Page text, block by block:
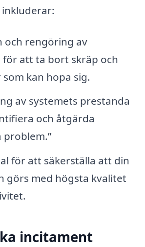
och rengöring av
för att ta bort skräp och
kan hopa sig.
av systemets prestanda
och åtgärda
problem.”
för att säkerställa att din
görs med högsta kvalitet
incitament